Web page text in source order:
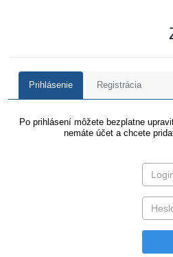
Prihlásenie Registrácia
Po prihlásení môžete bezplatne
nemáte účet a chcete